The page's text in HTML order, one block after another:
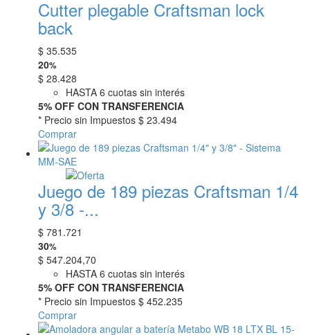
Cutter plegable Craftsman lock
back
$ 35.535
20%
$ 28.428
HASTA 6 cuotas sin interés
5% OFF CON TRANSFERENCIA
* Precio sin Impuestos $ 23.494
Comprar
Juego de 189 piezas Craftsman 1/4
y 3/8 -...
$ 781.721
30%
$ 547.204,70
HASTA 6 cuotas sin interés
5% OFF CON TRANSFERENCIA
* Precio sin Impuestos $ 452.235
Comprar